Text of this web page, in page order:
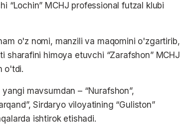
“Lochin” MCHJ professional futzal klubi
o'z nomi, manzili va maqomini o'zgartirib,
himoya etuvchi “Zarafshon” MCHJ
o'tdi.
mavsumdan – “Nurafshon”,
Sirdaryo viloyatining “Guliston”
ishtirok etishadi.